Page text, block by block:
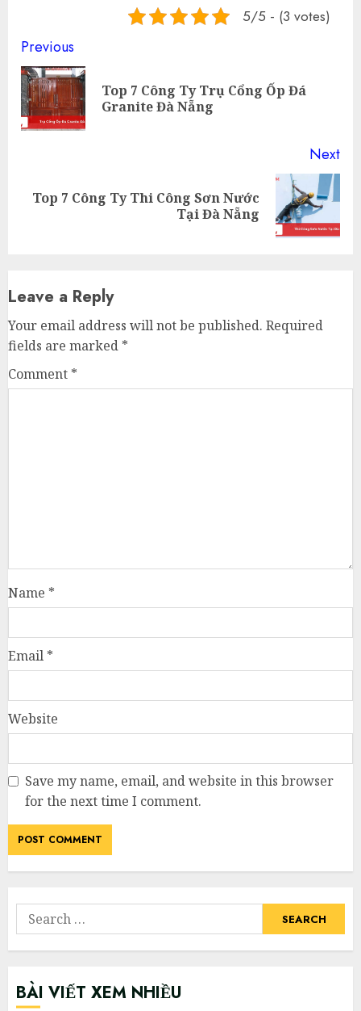
5/5 - (3 votes)
Continue
Reading
Previous
Top 7 Công Ty Trụ Cổng Ốp Đá
Granite Đà Nẵng
Next
Next
Top 7 Công Ty Thi Công Sơn Nước
Tại Đà Nẵng
Leave a Reply
Your email address will not be published. Required
fields are marked *
Comment *
Name *
Email *
Website
Save my name, email, and website in this browser
for the next time I comment.
Search
for:
BÀI VIẾT XEM NHIỀU